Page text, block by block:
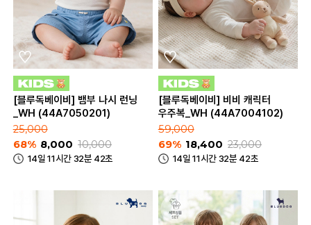
[블루독베이비] 뱀부 나시 런닝
_WH (44A7050201)
25,000
68% 8,000 10,000
14일 11시간 32분 42초
[블루독베이비] 비비 캐릭터
우주복_WH (44A7004102)
59,000
69% 18,400 23,000
14일 11시간 32분 42초